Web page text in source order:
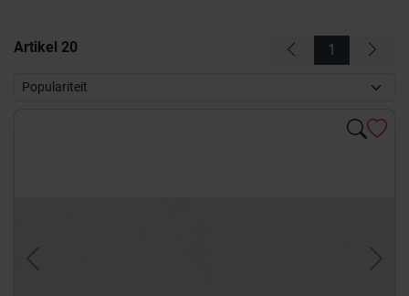
Artikel 20 1
Previous Next